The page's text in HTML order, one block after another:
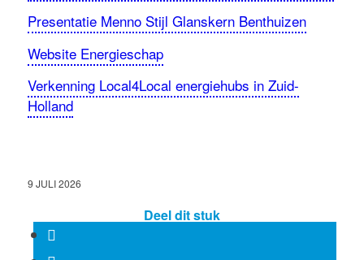
Presentatie Menno Stijl Glanskern Benthuizen
Website Energieschap
Verkenning Local4Local energiehubs in Zuid-
Holland
9 JULI 2026
Deel dit stuk